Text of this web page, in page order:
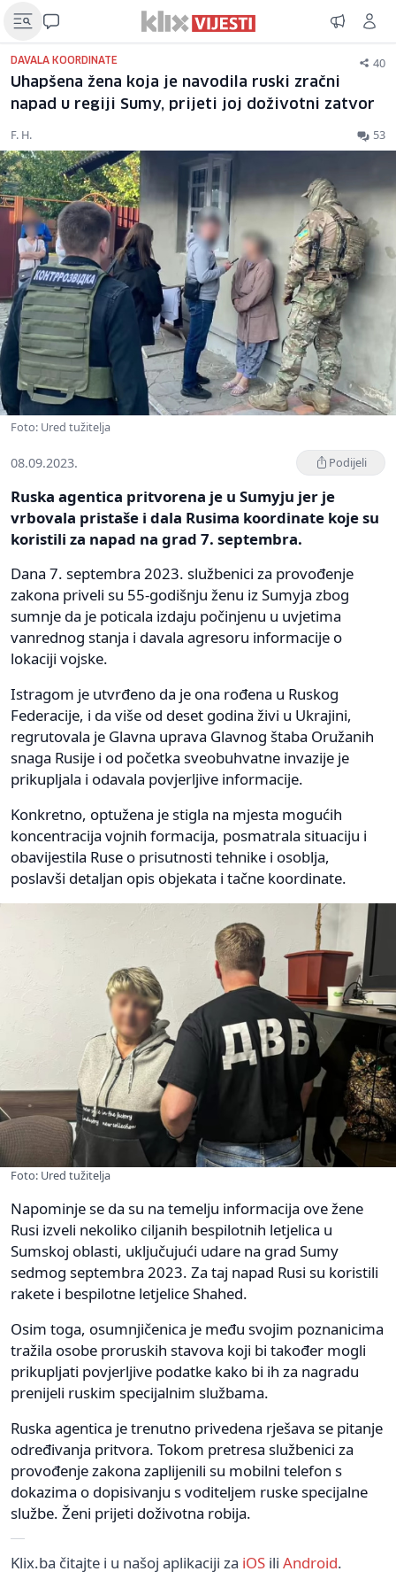
DAVALA KOORDINATE 40
Uhapšena žena koja je navodila ruski zračni
napad u regiji Sumy, prijeti joj doživotni zatvor
F. H. 53
Foto: Ured tužitelja
08.09.2023. Podijeli
Ruska agentica pritvorena je u Sumyju jer je
vrbovala pristaše i dala Rusima koordinate koje su
koristili za napad na grad 7. septembra.
Dana 7. septembra 2023. službenici za provođenje
zakona priveli su 55-godišnju ženu iz Sumyja zbog
sumnje da je poticala izdaju počinjenu u uvjetima
vanrednog stanja i davala agresoru informacije o
lokaciji vojske.
Istragom je utvrđeno da je ona rođena u Ruskog
Federacije, i da više od deset godina živi u Ukrajini,
regrutovala je Glavna uprava Glavnog štaba Oružanih
snaga Rusije i od početka sveobuhvatne invazije je
prikupljala i odavala povjerljive informacije.
Konkretno, optužena je stigla na mjesta mogućih
koncentracija vojnih formacija, posmatrala situaciju i
obavijestila Ruse o prisutnosti tehnike i osoblja,
poslavši detaljan opis objekata i tačne koordinate.
Foto: Ured tužitelja
Napominje se da su na temelju informacija ove žene
Rusi izveli nekoliko ciljanih bespilotnih letjelica u
Sumskoj oblasti, uključujući udare na grad Sumy
sedmog septembra 2023. Za taj napad Rusi su koristili
rakete i bespilotne letjelice Shahed.
Osim toga, osumnjičenica je među svojim poznanicima
tražila osobe proruskih stavova koji bi također mogli
prikupljati povjerljive podatke kako bi ih za nagradu
prenijeli ruskim specijalnim službama.
Ruska agentica je trenutno privedena rješava se pitanje
određivanja pritvora. Tokom pretresa službenici za
provođenje zakona zaplijenili su mobilni telefon s
dokazima o dopisivanju s voditeljem ruske specijalne
službe. Ženi prijeti doživotna robija.
Klix.ba čitajte i u našoj aplikaciji za iOS ili Android.